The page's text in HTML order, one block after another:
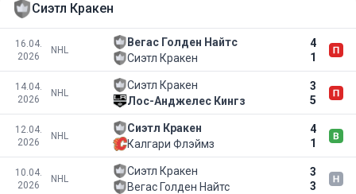
Сиэтл Кракен
16.04.
2026
NHL
Вегас Голден Найтс
4
1
Сиэтл Кракен
14.04.
2026
NHL
Сиэтл Кракен
3
5
Лос-Анджелес Кингз
12.04.
2026
NHL
Сиэтл Кракен
4
1
Калгари Флэймз
10.04.
2026
NHL
Сиэтл Кракен
3
3
Вегас Голден Найтс